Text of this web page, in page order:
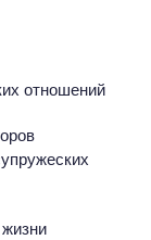
отношений